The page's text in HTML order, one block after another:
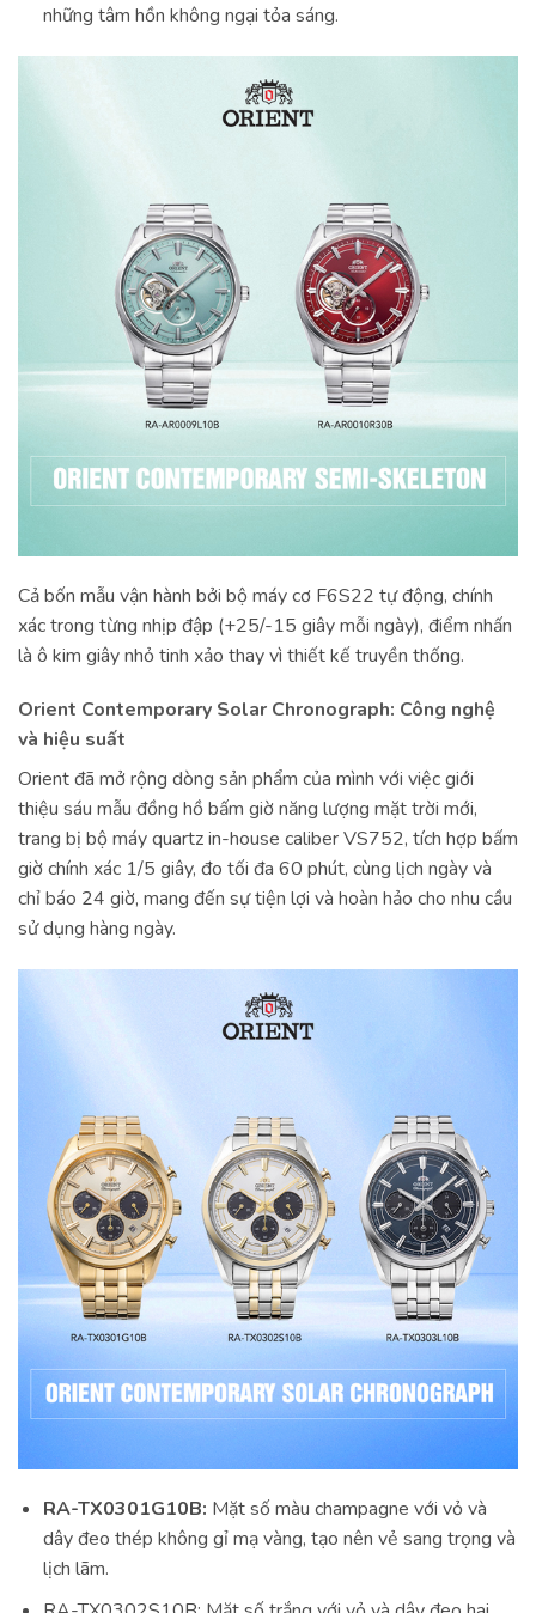
những tâm hồn không ngại tỏa sáng.
Cả bốn mẫu vận hành bởi bộ máy cơ F6S22 tự động, chính
xác trong từng nhịp đập (+25/-15 giây mỗi ngày), điểm nhấn
là ô kim giây nhỏ tinh xảo thay vì thiết kế truyền thống.
Orient Contemporary Solar Chronograph: Công nghệ
và hiệu suất
Orient đã mở rộng dòng sản phẩm của mình với việc giới
thiệu sáu mẫu đồng hồ bấm giờ năng lượng mặt trời mới,
trang bị bộ máy quartz in-house caliber VS752, tích hợp bấm
giờ chính xác 1/5 giây, đo tối đa 60 phút, cùng lịch ngày và
chỉ báo 24 giờ, mang đến sự tiện lợi và hoàn hảo cho nhu cầu
sử dụng hàng ngày.
RA-TX0301G10B: Mặt số màu champagne với vỏ và
dây đeo thép không gỉ mạ vàng, tạo nên vẻ sang trọng và
lịch lãm.